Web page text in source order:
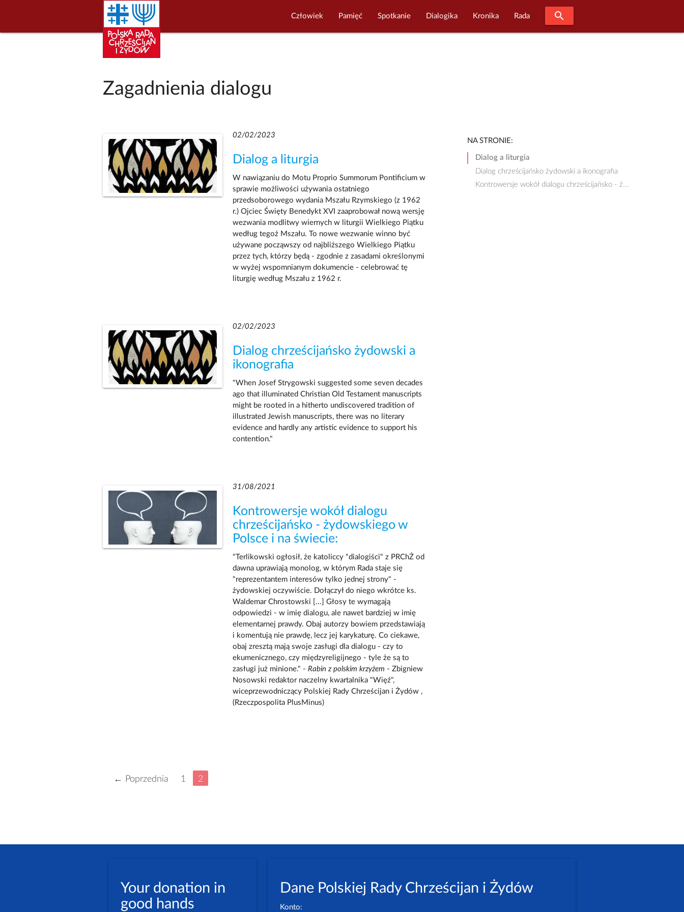
Człowiek Pamięć Spotkanie Dialogika Kronika Rada search
Zagadnienia dialogu
02/02/2023
Dialog a liturgia
W nawiązaniu do Motu Proprio Summorum Pontificium w
sprawie możliwości używania ostatniego
przedsoborowego wydania Mszału Rzymskiego (z 1962
r.) Ojciec Święty Benedykt XVI zaaprobował nową wersję
wezwania modlitwy wiernych w liturgii Wielkiego Piątku
według tegoż Mszału. To nowe wezwanie winno być
używane począwszy od najbliższego Wielkiego Piątku
przez tych, którzy będą - zgodnie z zasadami określonymi
w wyżej wspomnianym dokumencie - celebrować tę
liturgię według Mszału z 1962 r.
02/02/2023
Dialog chrześcijańsko żydowski a
ikonografia
"When Josef Strygowski suggested some seven decades
ago that illuminated Christian Old Testament manuscripts
might be rooted in a hitherto undiscovered tradition of
illustrated Jewish manuscripts, there was no literary
evidence and hardly any artistic evidence to support his
contention."
31/08/2021
Kontrowersje wokół dialogu
chrześcijańsko - żydowskiego w
Polsce i na świecie:
"Terlikowski ogłosił, że katoliccy "dialogiści" z PRChŻ od
dawna uprawiają monolog, w którym Rada staje się
"reprezentantem interesów tylko jednej strony" -
żydowskiej oczywiście. Dołączył do niego wkrótce ks.
Waldemar Chrostowski [...] Głosy te wymagają
odpowiedzi - w imię dialogu, ale nawet bardziej w imię
elementarnej prawdy. Obaj autorzy bowiem przedstawiają
i komentują nie prawdę, lecz jej karykaturę. Co ciekawe,
obaj zresztą mają swoje zasługi dla dialogu - czy to
ekumenicznego, czy międzyreligijnego - tyle że są to
zasługi już minione." - Rabin z polskim krzyżem - Zbigniew
Nosowski redaktor naczelny kwartalnika "Więź",
wiceprzewodniczący Polskiej Rady Chrześcijan i Żydów ,
(Rzeczpospolita PlusMinus)
NA STRONIE:
Dialog a liturgia
Dialog chrześcijańsko żydowski a ikonografia
Kontrowersje wokół dialogu chrześcijańsko - ż...
← Poprzednia 1 2
Dane Polskiej Rady Chrześcijan i Żydów
Konto:
Your donation in
good hands